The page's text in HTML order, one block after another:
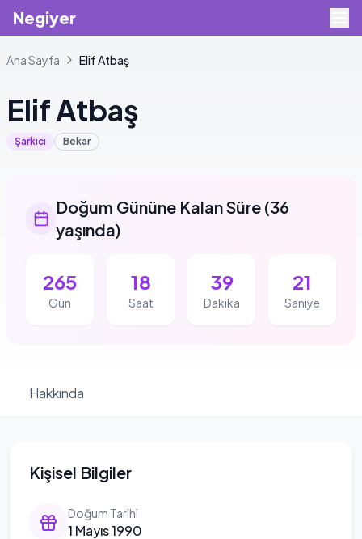
Negiyer
Ana Sayfa ElifAtbaş
ElifAtbaş
Şarkıcı Bekar
Doğum Gününe Kalan Süre (36
yaşında)
265
Gün
18
Saat
39
Dakika
21
Saniye
Hakkında
Kişisel Bilgiler
Doğum Tarihi
1 Mayıs 1990